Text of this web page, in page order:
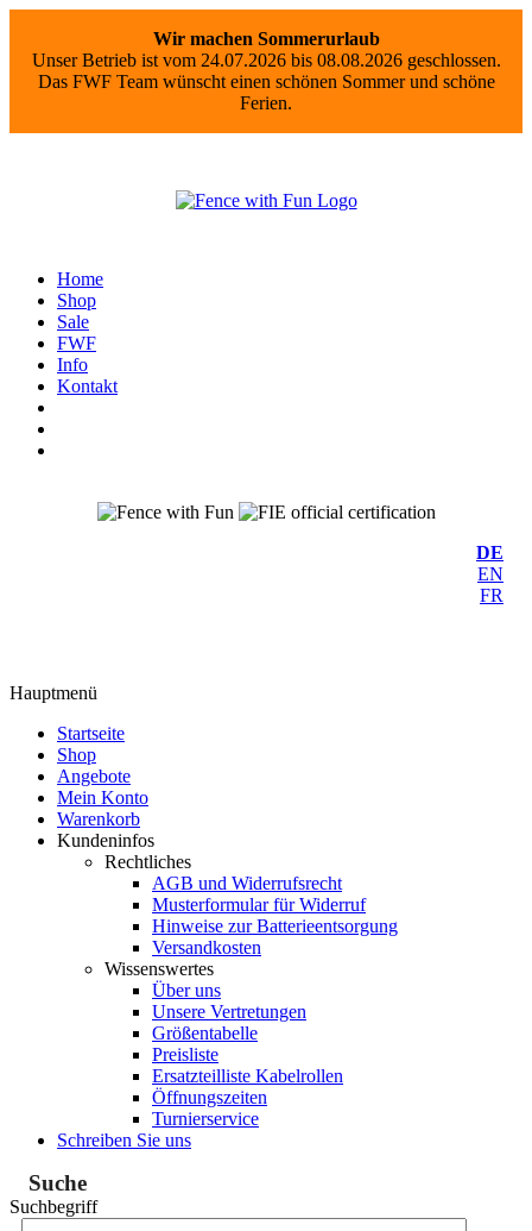
Wir machen Sommerurlaub
Unser Betrieb ist vom 24.07.2026 bis 08.08.2026 geschlossen.
Das FWF Team wünscht einen schönen Sommer und schöne
Ferien.
Home
Shop
Sale
FWF
Info
Kontakt
DE
EN
FR
Hauptmenü
Startseite
Shop
Angebote
Mein Konto
Warenkorb
Kundeninfos
Rechtliches
AGB und Widerrufsrecht
Musterformular für Widerruf
Hinweise zur Batterieentsorgung
Versandkosten
Wissenswertes
Über uns
Unsere Vertretungen
Größentabelle
Preisliste
Ersatzteilliste Kabelrollen
Öffnungszeiten
Turnierservice
Schreiben Sie uns
Suche
Suchbegriff